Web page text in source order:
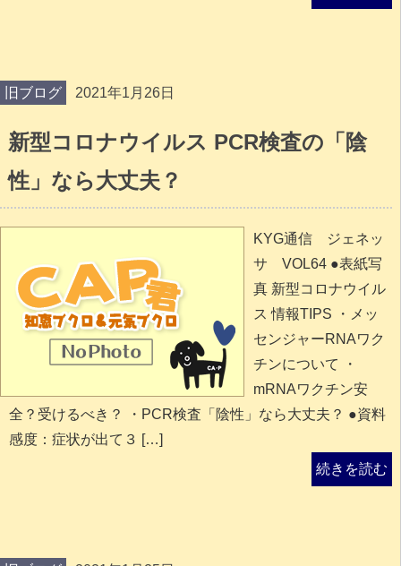
旧ブログ 2021年1月26日
新型コロナウイルス PCR検査の「陰
性」なら大丈夫？
KYG通信 ジェネッ
サ VOL64 ●表紙写
真 新型コロナウイル
ス 情報TIPS ・メッ
センジャーRNAワク
チンについて ・
mRNAワクチン安
全？受けるべき？ ・PCR検査「陰性」なら大丈夫？ ●資料
感度：症状が出て３ […]
続きを読む